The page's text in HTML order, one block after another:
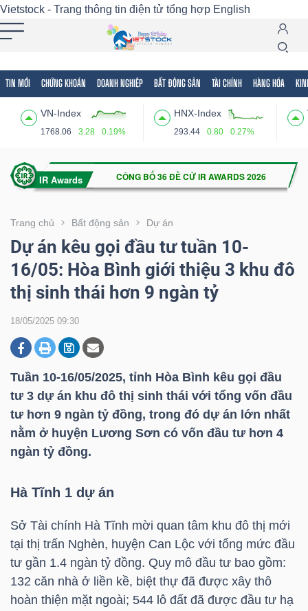
Vietstock - Trang thông tin điện tử tổng hợp English
TIN MỚI CHỨNG KHOÁN DOANH NGHIỆP BẤT ĐỘNG SẢN TÀI CHÍNH HÀNG HÓA
VN-Index
1768.06 3.28 0.19%
HNX-Index
293.44 0.80 0.27%
Trang chủ Bất động sản Dự án
Dự án kêu gọi đầu tư tuần 10-
16/05: Hòa Bình giới thiệu 3 khu đô
thị sinh thái hơn 9 ngàn tỷ
18/05/2025 09:30
Tuần 10-16/05/2025, tỉnh Hòa Bình kêu gọi đầu
tư 3 dự án khu đô thị sinh thái với tổng vốn đầu
tư hơn 9 ngàn tỷ đồng, trong đó dự án lớn nhất
nằm ở huyện Lương Sơn có vốn đầu tư hơn 4
ngàn tỷ đồng.
Hà Tĩnh 1 dự án
Sở Tài chính Hà Tĩnh mời quan tâm khu đô thị mới
tại thị trấn Nghèn, huyện Can Lộc với tổng mức đầu
tư gần 1.4 ngàn tỷ đồng. Quy mô đầu tư bao gồm:
132 căn nhà ở liền kề, biệt thự đã được xây thô
hoàn thiện mặt ngoài; 544 lô đất đã được đầu tư hạ
Tất cả Tính năng Ngành Mã chứng khoán
Tính
(-)
VIETSTOCK
CHỨNG
KHOÁN
DOANH
NGHIỆP
BẤT
ĐỘNG
TÀI
CHÍNH